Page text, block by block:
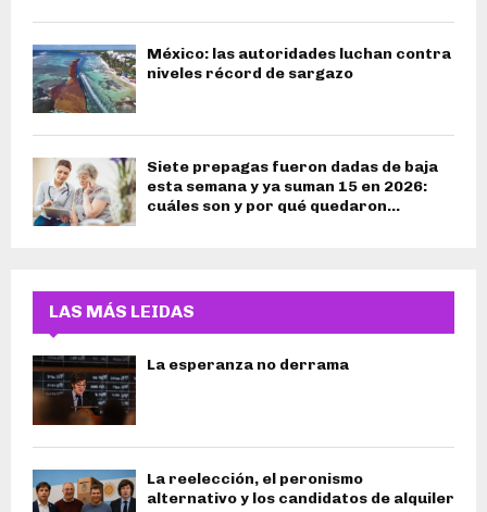
México: las autoridades luchan contra
niveles récord de sargazo
Siete prepagas fueron dadas de baja
esta semana y ya suman 15 en 2026:
cuáles son y por qué quedaron...
LAS MÁS LEIDAS
La esperanza no derrama
La reelección, el peronismo
alternativo y los candidatos de alquiler